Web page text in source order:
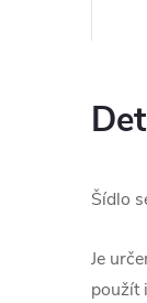
Šídlo
Je
použít